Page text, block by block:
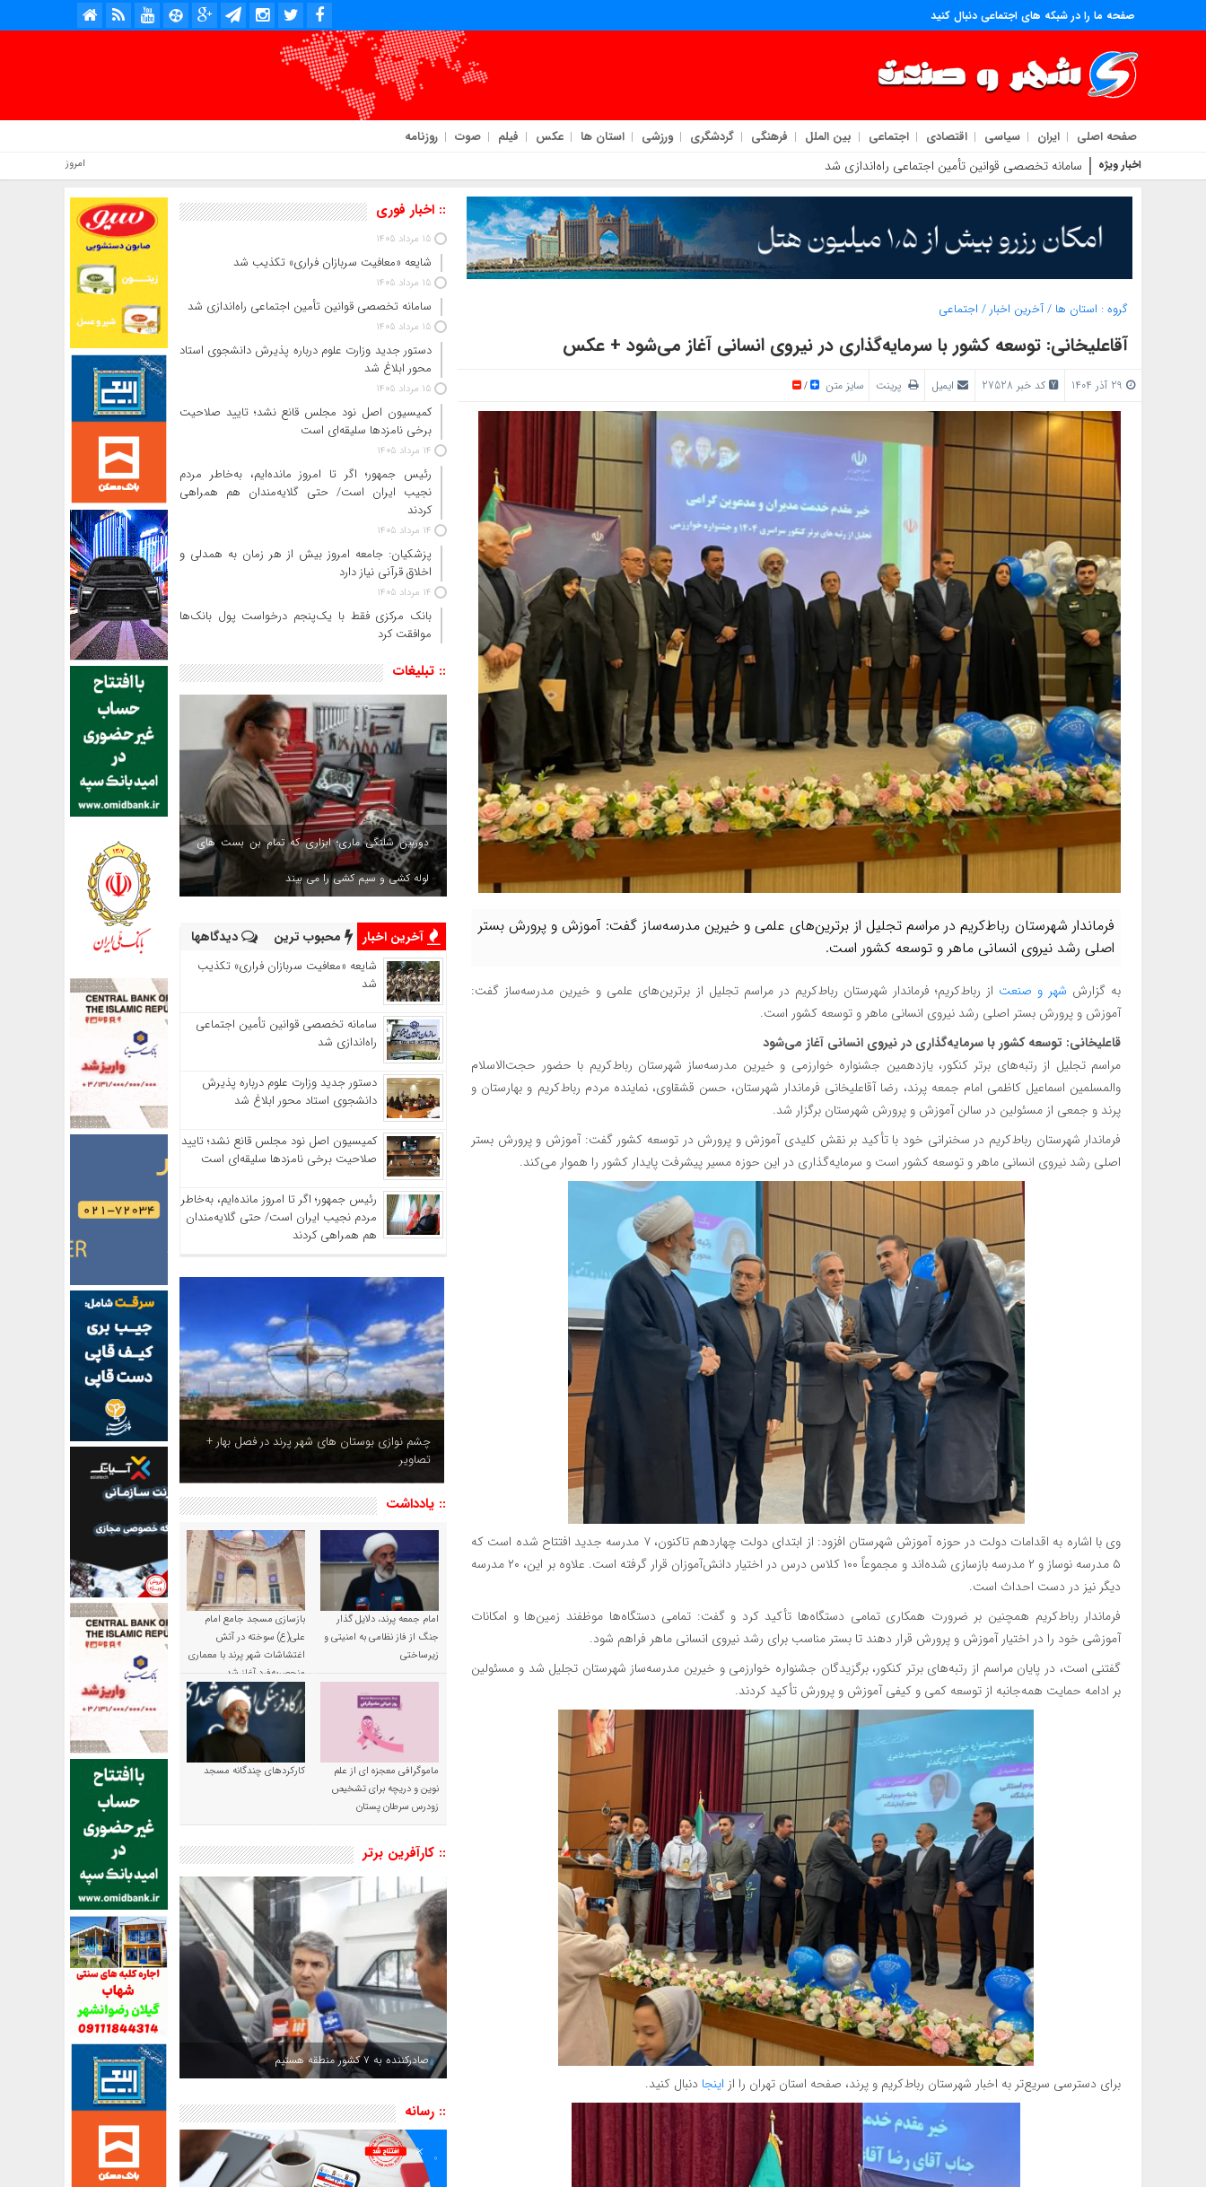
صفحه ما را در شبکه های اجتماعی دنبال کنید
صفحه اصلی ایران سیاسی اقتصادی اجتماعی بین الملل فرهنگی گردشگری ورزشی استان ها عکس فیلم صوت روزنامه
اخبار ویژه سامانه تخصصی قوانین تأمین اجتماعی راه‌اندازی شد
گروه : استان ها /آخرین اخبار / اجتماعی
آقاعلیخانی: توسعه کشور با سرمایه‌گذاری در نیروی انسانی آغاز می‌شود + عکس
کد خبر 27528 ایمیل پرینت سایز متن /
فرماندار شهرستان رباط‌کریم در مراسم تجلیل از برترین‌های علمی و خیرین مدرسه‌ساز گفت: آموزش و پرورش بستر
اصلی رشد نیروی انسانی ماهر و توسعه کشور است.
به گزارش شهر و صنعت از رباط‌کریم؛ فرماندار شهرستان رباط‌کریم در مراسم تجلیل از برترین‌های علمی و خیرین مدرسه‌ساز گفت:
آموزش و پرورش بستر اصلی رشد نیروی انسانی ماهر و توسعه کشور است.
قاعلیخانی: توسعه کشور با سرمایه‌گذاری در نیروی انسانی آغاز می‌شود
مراسم تجلیل از رتبه‌های برتر کنکور، یازدهمین جشنواره خوارزمی و خیرین مدرسه‌ساز شهرستان رباط‌کریم با حضور حجت‌الاسلام
والمسلمین اسماعیل کاظمی امام جمعه پرند، رضا آقاعلیخانی فرماندار شهرستان، حسن قشقاوی، نماینده مردم رباط‌کریم و بهارستان و
پرند و جمعی از مسئولین در سالن آموزش و پرورش شهرستان برگزار شد.
فرماندار شهرستان رباط‌کریم در سخنرانی خود با تأکید بر نقش کلیدی آموزش و پرورش در توسعه کشور گفت: آموزش و پرورش بستر
اصلی رشد نیروی انسانی ماهر و توسعه کشور است و سرمایه‌گذاری در این حوزه مسیر پیشرفت پایدار کشور را هموار می‌کند.
وی با اشاره به اقدامات دولت در حوزه آموزش شهرستان افزود: از ابتدای دولت چهاردهم تاکنون، ۷ مدرسه جدید افتتاح شده است که
۵ مدرسه نوساز و ۲ مدرسه بازسازی شده‌اند و مجموعاً ۱۰۰ کلاس درس در اختیار دانش‌آموزان قرار گرفته است. علاوه بر این، ۲۰ مدرسه
دیگر نیز در دست احداث است.
️فرماندار رباط‌کریم همچنین بر ضرورت همکاری تمامی دستگاه‌ها تأکید کرد و گفت: تمامی دستگاه‌ها موظفند زمین‌ها و امکانات
آموزشی خود را در اختیار آموزش و پرورش قرار دهند تا بستر مناسب برای رشد نیروی انسانی ماهر فراهم شود.
گفتنی است،‌ در پایان مراسم از رتبه‌های برتر کنکور، برگزیدگان جشنواره خوارزمی و خیرین مدرسه‌ساز شهرستان تجلیل شد و مسئولین
بر ادامه حمایت همه‌جانبه از توسعه کمی و کیفی آموزش و پرورش تأکید کردند.
برای دسترسی سریع‌تر به اخبار شهرستان رباط‌کریم و پرند، صفحه استان تهران را از اینجا دنبال کنید.
:: اخبار فوری
15 مرداد 1405
شایعه «معافیت سربازان فراری» تکذیب شد
15 مرداد 1405
سامانه تخصصی قوانین تأمین اجتماعی راه‌اندازی شد
15 مرداد 1405
دستور جدید وزارت علوم درباره پذیرش دانشجوی استاد
محور ابلاغ شد
15 مرداد 1405
کمیسیون اصل نود مجلس قانع نشد؛ تایید صلاحیت
برخی نامزدها سلیقه‌ای است
14 مرداد 1405
رئیس‌ جمهور؛ اگر تا امروز مانده‌ایم، به‌خاطر مردم
نجیب ایران است/ حتی گلایه‌مندان هم همراهی
کردند
14 مرداد 1405
پزشکیان: جامعه امروز بیش از هر زمان به همدلی و
اخلاق قرآنی نیاز دارد
14 مرداد 1405
بانک مرکزی فقط با یک‌‎پنجم درخواست پول بانک‌ها
موافقت کرد
:: تبلیغات
دوربین شلنگی ماری؛ ابزاری که تمام بن بست های
لوله کشی و سیم کشی را می بیند
آخرین اخبار محبوب ترین دیدگاهها
شایعه «معافیت سربازان فراری» تکذیب
شد
سامانه تخصصی قوانین تأمین اجتماعی
راه‌اندازی شد
دستور جدید وزارت علوم درباره پذیرش
دانشجوی استاد محور ابلاغ شد
کمیسیون اصل نود مجلس قانع نشد؛ تایید
صلاحیت برخی نامزدها سلیقه‌ای است
رئیس‌ جمهور؛ اگر تا امروز مانده‌ایم، به‌خاطر
مردم نجیب ایران است/ حتی گلایه‌مندان
هم همراهی کردند
چشم نوازی بوستان های شهر پرند در فصل بهار +
تصاویر
:: یادداشت
امام جمعه پرند، دلایل گذار
جنگ از فاز نظامی به امنیتی و
زیرساختی
بازسازی مسجد جامع امام
علی(ع) سوخته در آتش
اغتشاشات شهر پرند با معماری
منحصربه‌فرد آغاز شد
ماموگرافی معجزه ای از علم
نوین و دریچه برای تشخیص
زودرس سرطان پستان
کارکردهای چندگانه مسجد
:: کارآفرین برتر
صادرکننده به ۷ کشور منطقه هستیم
:: رسانه